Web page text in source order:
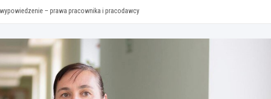
– prawa pracownika i pracodawcy